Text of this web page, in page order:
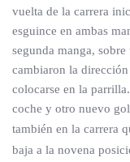
vuelta de la carrera
esguince en ambas
segunda manga,
cambiaron la
colocarse en la
coche y otro nuevo
también en la carrera
baja a la novena